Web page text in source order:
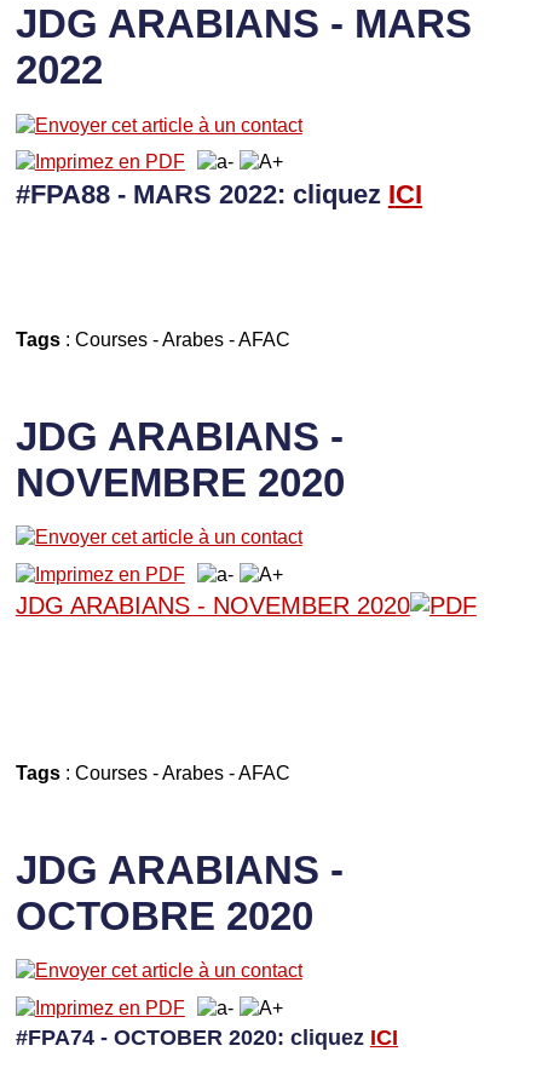
JDG ARABIANS - MARS
2022
#FPA88 - MARS 2022: cliquez ICI
Tags: Courses-Arabes-AFAC
JDG ARABIANS -
NOVEMBRE 2020
JDG ARABIANS - NOVEMBER 2020
Tags: Courses-Arabes-AFAC
JDG ARABIANS -
OCTOBRE 2020
#FPA74 - OCTOBER 2020: cliquez ICI